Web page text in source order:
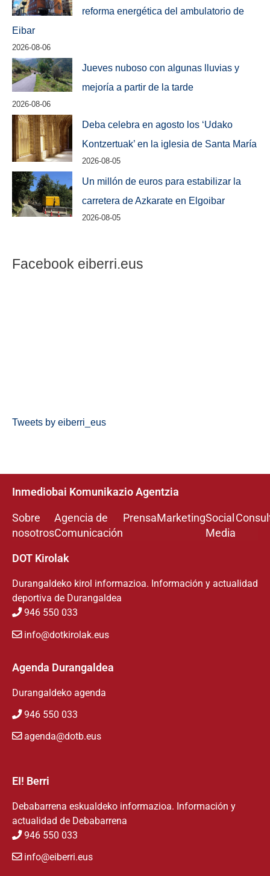
reforma energética del ambulatorio de
Eibar
2026-08-06
Jueves nuboso con algunas lluvias y
mejoría a partir de la tarde
2026-08-06
Deba celebra en agosto los ‘Udako
Kontzertuak’ en la iglesia de Santa María
2026-08-05
Un millón de euros para estabilizar la
carretera de Azkarate en Elgoibar
2026-08-05
Facebook eiberri.eus
Tweets by eiberri_eus
Inmediobai Komunikazio Agentzia
Sobre
nosotros
Agencia de
Comunicación
PrensaMarketingSocial
Media
DOT Kirolak
Durangaldeko kirol informazioa. Información y actualidad
deportiva de Durangaldea
946 550 033
info@dotkirolak.eus
Agenda Durangaldea
Durangaldeko agenda
946 550 033
agenda@dotb.eus
EI! Berri
Debabarrena eskualdeko informazioa. Información y
actualidad de Debabarrena
946 550 033
info@eiberri.eus